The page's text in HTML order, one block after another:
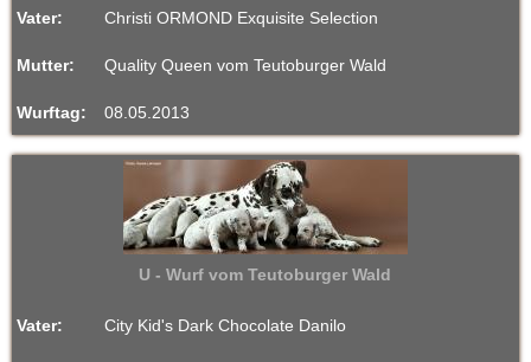
Vater: Christi ORMOND Exquisite Selection
Mutter: Quality Queen vom Teutoburger Wald
Wurftag: 08.05.2013
U - Wurf vom Teutoburger Wald
Vater: City Kid's Dark Chocolate Danilo